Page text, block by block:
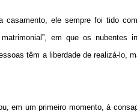
ele sempre foi tido
em que os
têm a liberdade de realizá-lo,
em um primeiro momento, à